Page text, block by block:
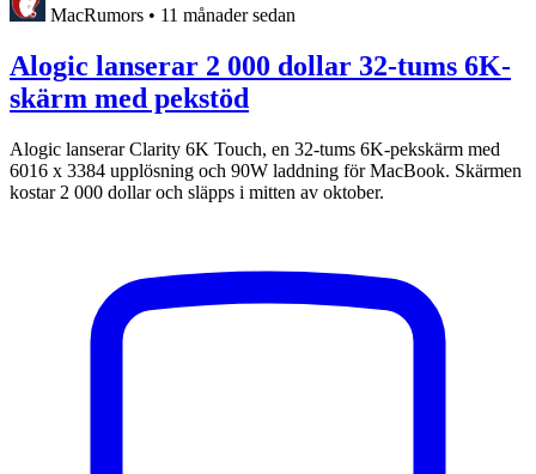
MacRumors • 11 månader sedan
Alogic lanserar 2 000 dollar 32-tums 6K-
skärm med pekstöd
Alogic lanserar Clarity 6K Touch, en 32-tums 6K-pekskärm med
6016 x 3384 upplösning och 90W laddning för MacBook. Skärmen
kostar 2 000 dollar och släpps i mitten av oktober.